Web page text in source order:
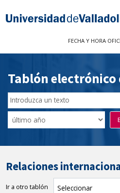
Sede electrónica
FECHA Y HORA
Tablón electrónico
Buscador
del
Tablón
Filtro
de
Relaciones
Ir a otro tablón Seleccionar